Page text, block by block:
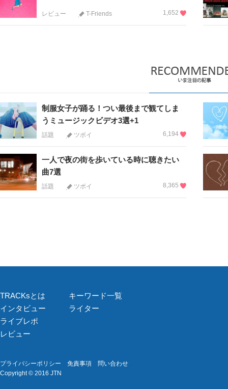
レビュー T-Friends 1,652
制服女子が踊る！つい最後まで観てしま
うミュージックビデオ3選+1
話題 ツボイ 6,194
一人で夜の街を歩いている時に聴きたい
曲7選
話題 ツボイ 8,365
TRACKsとは
インタビュー
ライブレポ
レビュー
キーワード一覧
ライター
プライバシーポリシー 免責事項
問い合わせ
Copyright © 2016 JTN